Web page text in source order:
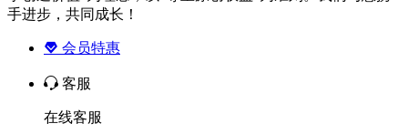
手进步，共同成长！
会员特惠
客服
在线客服